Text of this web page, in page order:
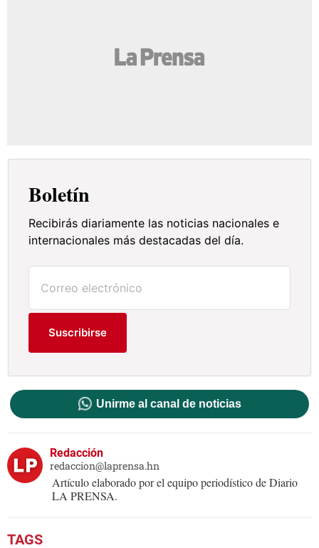
Boletín
Recibirás diariamente las noticias nacionales e
internacionales más destacadas del día.
Suscribirse
Unirme al canal de noticias
Redacción
redaccion@laprensa.hn
Artículo elaborado por el equipo periodístico de Diario
LA PRENSA.